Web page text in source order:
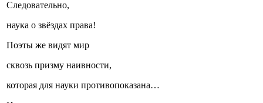
Следовательно,
наука о звёздах права!
Поэты же видят мир
сквозь призму наивности,
которая для науки противопоказана…